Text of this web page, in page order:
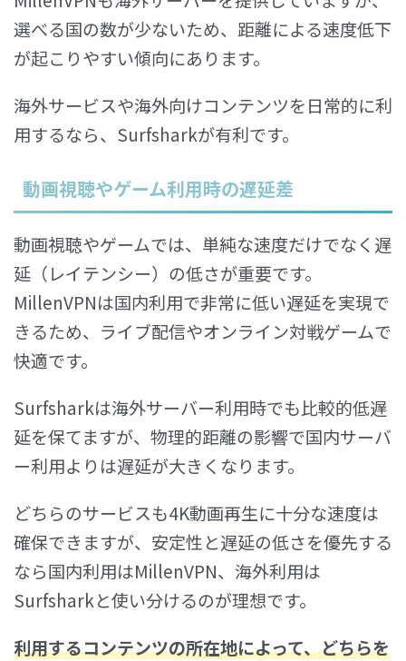
選べる国の数が少ないため、距離による速度低下
が起こりやすい傾向にあります。
海外サービスや海外向けコンテンツを日常的に利
用するなら、Surfsharkが有利です。
動画視聴やゲーム利用時の遅延差
動画視聴やゲームでは、単純な速度だけでなく遅
延（レイテンシー）の低さが重要です。
MillenVPNは国内利用で非常に低い遅延を実現で
きるため、ライブ配信やオンライン対戦ゲームで
快適です。
Surfsharkは海外サーバー利用時でも比較的低遅
延を保てますが、物理的距離の影響で国内サーバ
ー利用よりは遅延が大きくなります。
どちらのサービスも4K動画再生に十分な速度は
確保できますが、安定性と遅延の低さを優先する
なら国内利用はMillenVPN、海外利用は
Surfsharkと使い分けるのが理想です。
利用するコンテンツの所在地によって、どちらを